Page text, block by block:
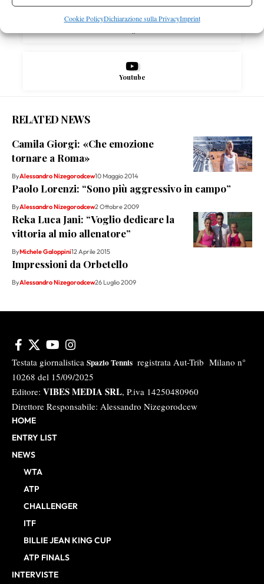
Cookie PolicyDichiarazione sulla PrivacyImprint
Youtube
RELATED NEWS
Camila Giorgi: «Che emozione
tornare a Roma»
ByAlessandro Nizegorodcew10 Maggio 2014
Paolo Lorenzi: “Sono più aggressivo in campo”
ByAlessandro Nizegorodcew2 Ottobre 2009
Reka Luca Jani: “Voglio dedicare la
vittoria al mio allenatore”
ByMichele Galoppini12 Aprile 2015
Impressioni da Orbetello
ByAlessandro Nizegorodcew26 Luglio 2009
Testata giornalistica Spazio Tennis registrata Aut-Trib Milano n°
10268 del 15/09/2025
Editore: VIBES MEDIA SRL, P.iva 14250480960
Direttore Responsabile: Alessandro Nizegorodcew
HOME
ENTRY LIST
NEWS
WTA
ATP
CHALLENGER
ITF
BILLIE JEAN KING CUP
ATP FINALS
INTERVISTE